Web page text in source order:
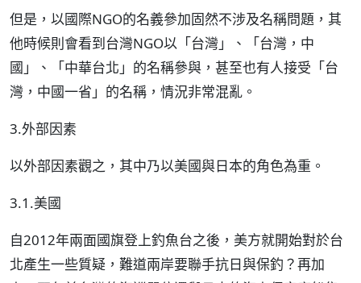
但是，以國際NGO的名義參加固然不涉及名稱問題，其
他時候則會看到台灣NGO以「台灣」、「台灣，中
國」、「中華台北」的名稱參與，甚至也有人接受「台
灣，中國一省」的名稱，情況非常混亂。
3.外部因素
以外部因素觀之，其中乃以美國與日本的角色為重。
3.1.美國
自2012年兩面國旗登上釣魚台之後，美方就開始對於台
北產生一些質疑，難道兩岸要聯手抗日與保釣？再加